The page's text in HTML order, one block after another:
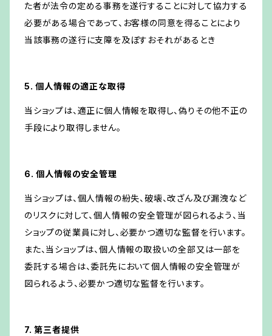
た者が法令の定める事務を遂行することに対して協力する
必要がある場合であって、お客様の同意を得ることにより
当該事務の遂行に支障を及ぼすおそれがあるとき
5. 個人情報の適正な取得
当ショップは、適正に個人情報を取得し、偽りその他不正の
手段により取得しません。
6. 個人情報の安全管理
当ショップは、個人情報の紛失、破壊、改ざん及び漏洩など
のリスクに対して、個人情報の安全管理が図られるよう、当
ショップの従業員に対し、必要かつ適切な監督を行います。
また、当ショップは、個人情報の取扱いの全部又は一部を
委託する場合は、委託先において個人情報の安全管理が
図られるよう、必要かつ適切な監督を行います。
7. 第三者提供